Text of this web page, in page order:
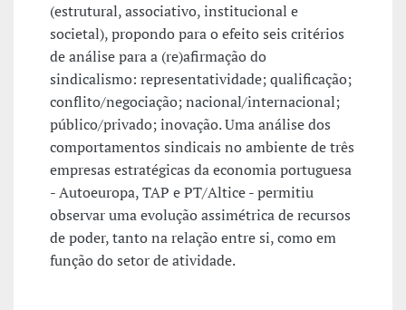
(estrutural, associativo, institucional e
societal), propondo para o efeito seis critérios
de análise para a (re)afirmação do
sindicalismo: representatividade; qualificação;
conflito/negociação; nacional/internacional;
público/privado; inovação. Uma análise dos
comportamentos sindicais no ambiente de três
empresas estratégicas da economia portuguesa
- Autoeuropa, TAP e PT/Altice - permitiu
observar uma evolução assimétrica de recursos
de poder, tanto na relação entre si, como em
função do setor de atividade.